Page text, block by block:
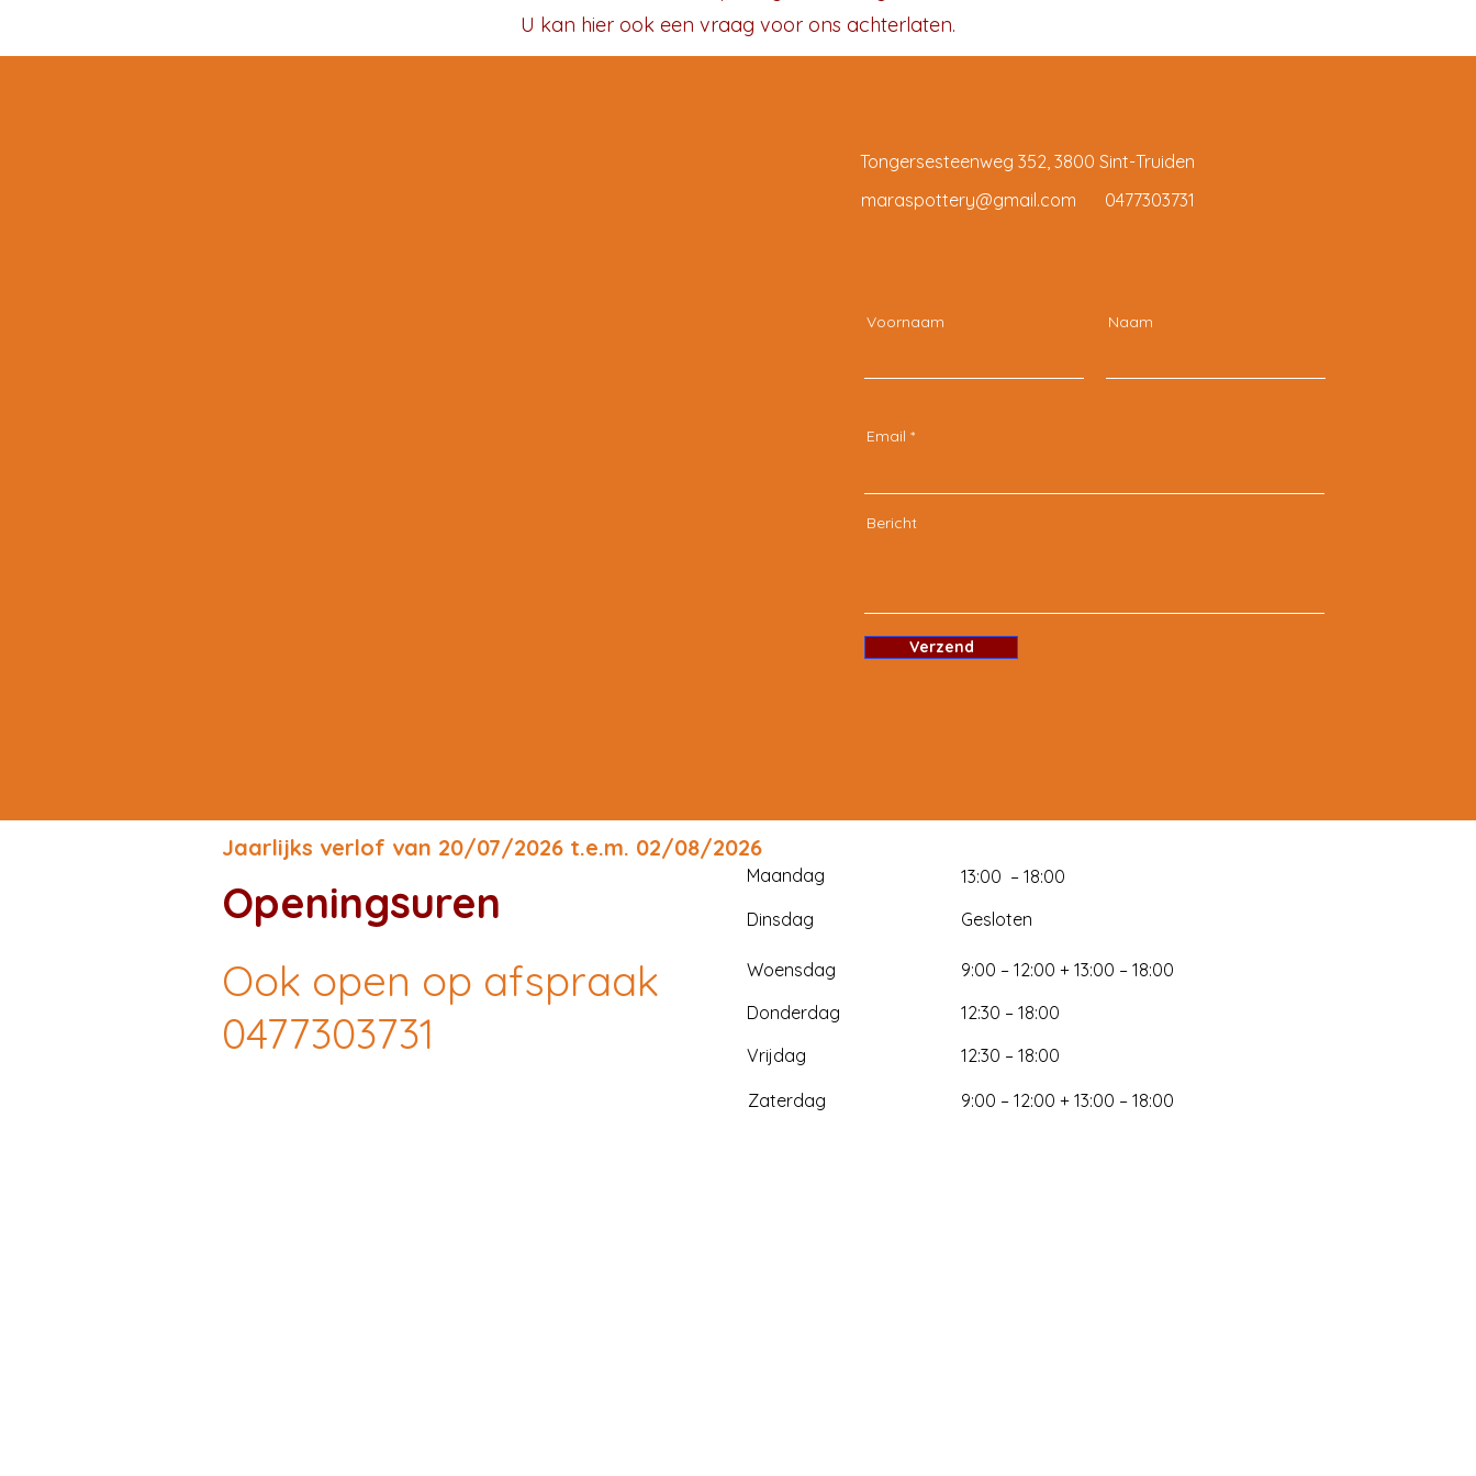
U kan hier ook een vraag voor ons achterlaten.
Tongersesteenweg 352, 3800 Sint-Truiden
maraspottery@gmail.com 0477303731
Voornaam Naam
Email
Bericht
Verzend
Openingsuren
Ook open op afspraak
0477303731
Maandag
13:00 – 18:00
Dinsdag
Gesloten
Woensdag
9:00 – 12:00 + 13:00 – 18:00
Donderdag
12:30 – 18:00
Vrijdag
12:30 – 18:00
Zaterdag 9:00 – 12:00 + 13:00 – 18:00
Jaarlijks verlof van 20/07/2026 t.e.m. 02/08/2026